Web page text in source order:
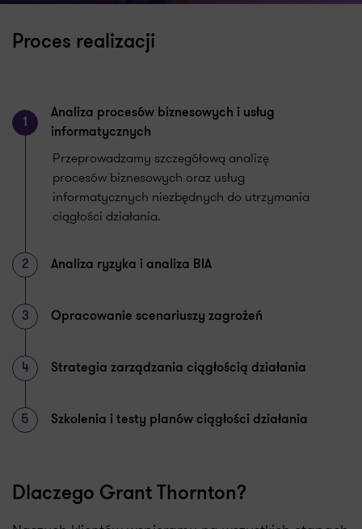
Proces realizacji
1
Analiza procesów biznesowych i usług
informatycznych
Przeprowadzamy szczegółową analizę
procesów biznesowych oraz usług
informatycznych niezbędnych do utrzymania
ciągłości działania.
2 Analiza ryzyka i analiza BIA
3 Opracowanie scenariuszy zagrożeń
4 Strategia zarządzania ciągłością działania
5 Szkolenia i testy planów ciągłości działania
Dlaczego Grant Thornton?